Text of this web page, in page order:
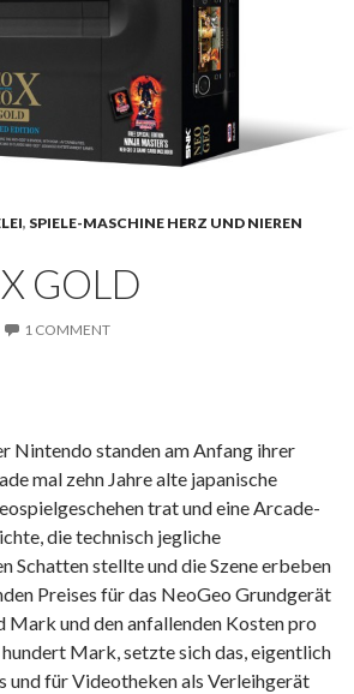
, SPIELE-MASCHINE HERZ UND NIEREN
GOLD
1 COMMENT
Nintendo standen am Anfang ihrer
mal zehn Jahre alte japanische
trat und eine Arcade-
die technisch jegliche
Schatten stellte und die Szene erbeben
Preises für das NeoGeo Grundgerät
Mark und den anfallenden Kosten pro
Mark, setzte sich das, eigentlich
und für Videotheken als Verleihgerät